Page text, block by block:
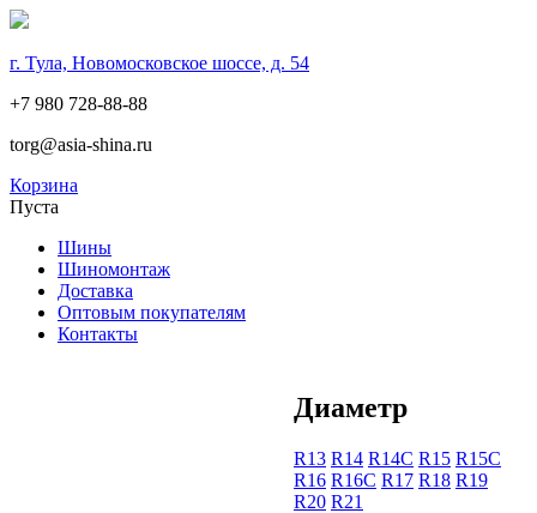
г. Тула, Новомосковское шоссе, д. 54
+7 980 728-88-88
torg@asia-shina.ru
Корзина
Пуста
Шины
Шиномонтаж
Доставка
Оптовым покупателям
Контакты
Диаметр
R13 R14 R14С R15 R15С
R16 R16С R17 R18 R19
R20 R21